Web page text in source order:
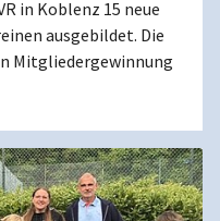
in Koblenz 15 neue
ausgebildet. Die
Mitgliedergewinnung